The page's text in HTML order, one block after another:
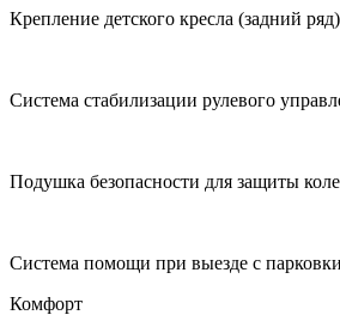
Крепление детского кресла (задний
Система стабилизации рулевого
Подушка безопасности для защиты
Система помощи при выезде с
Комфорт